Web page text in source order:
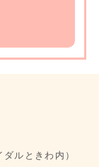
ルときわ内）